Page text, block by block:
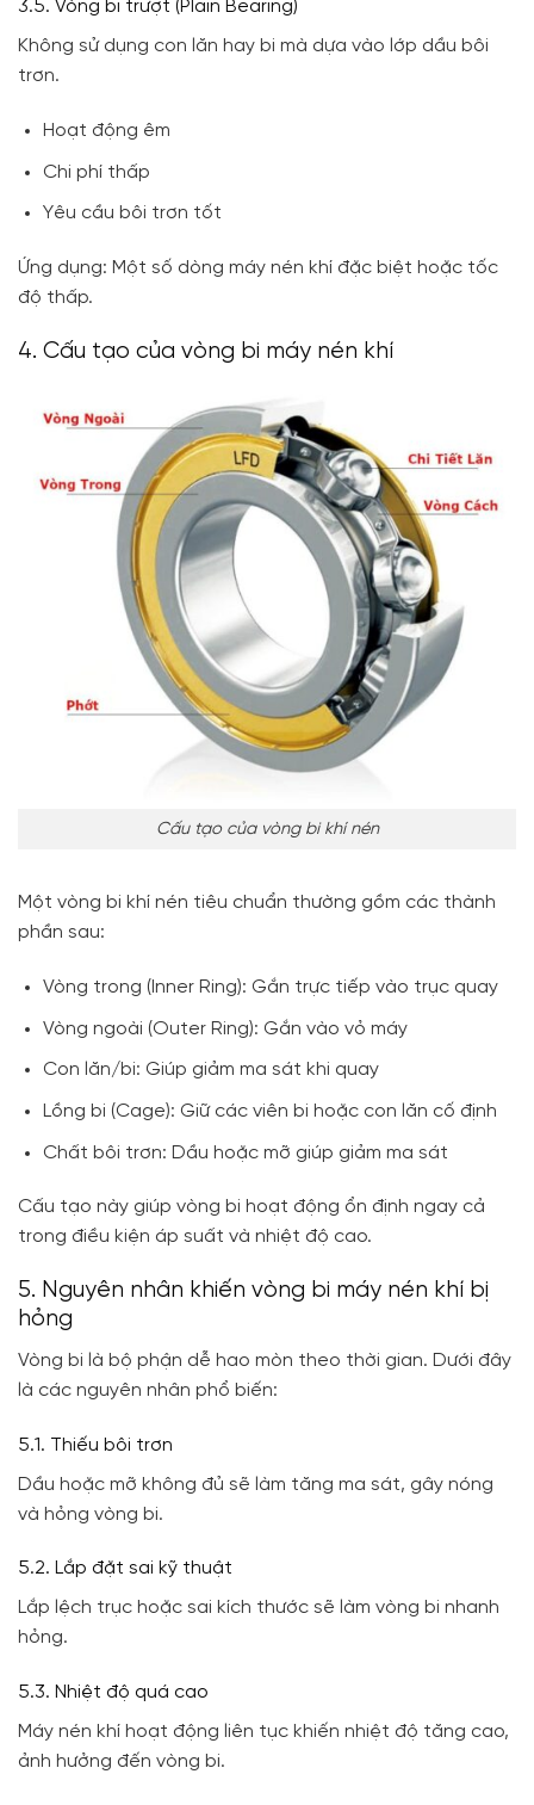
3.5. Vòng bi trượt (Plain Bearing)
Không sử dụng con lăn hay bi mà dựa vào lớp dầu bôi
trơn.
Hoạt động êm
Chi phí thấp
Yêu cầu bôi trơn tốt
Ứng dụng: Một số dòng máy nén khí đặc biệt hoặc tốc
độ thấp.
4. Cấu tạo của vòng bi máy nén khí
Cấu tạo của vòng bi khí nén
Một vòng bi khí nén tiêu chuẩn thường gồm các thành
phần sau:
Vòng trong (Inner Ring): Gắn trực tiếp vào trục quay
Vòng ngoài (Outer Ring): Gắn vào vỏ máy
Con lăn/bi: Giúp giảm ma sát khi quay
Lồng bi (Cage): Giữ các viên bi hoặc con lăn cố định
Chất bôi trơn: Dầu hoặc mỡ giúp giảm ma sát
Cấu tạo này giúp vòng bi hoạt động ổn định ngay cả
trong điều kiện áp suất và nhiệt độ cao.
5. Nguyên nhân khiến vòng bi máy nén khí bị
hỏng
Vòng bi là bộ phận dễ hao mòn theo thời gian. Dưới đây
là các nguyên nhân phổ biến:
5.1. Thiếu bôi trơn
Dầu hoặc mỡ không đủ sẽ làm tăng ma sát, gây nóng
và hỏng vòng bi.
5.2. Lắp đặt sai kỹ thuật
Lắp lệch trục hoặc sai kích thước sẽ làm vòng bi nhanh
hỏng.
5.3. Nhiệt độ quá cao
Máy nén khí hoạt động liên tục khiến nhiệt độ tăng cao,
ảnh hưởng đến vòng bi.